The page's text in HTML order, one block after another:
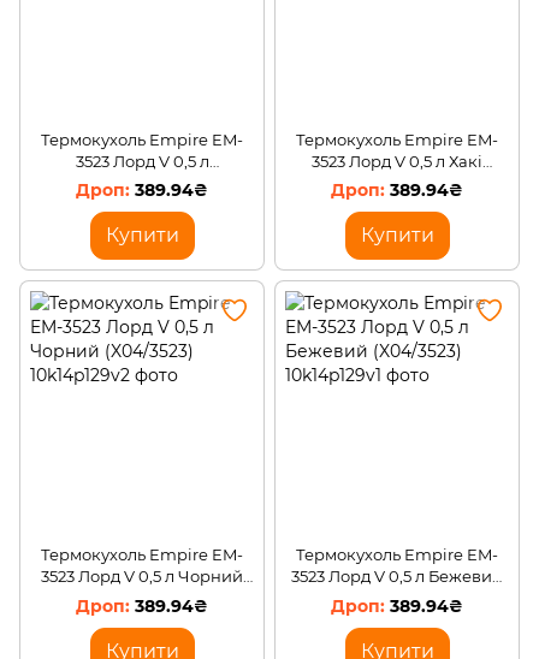
Термокухоль Empire EM-
3523 Лорд V 0,5 л
Помаранчевий (X04/3523)
389.94₴
Купити
Термокухоль Empire EM-
3523 Лорд V 0,5 л Хакі
(X04/3523)
389.94₴
Купити
Термокухоль Empire EM-
3523 Лорд V 0,5 л Чорний
(X04/3523)
389.94₴
Купити
Термокухоль Empire EM-
3523 Лорд V 0,5 л Бежевий
(X04/3523)
389.94₴
Купити